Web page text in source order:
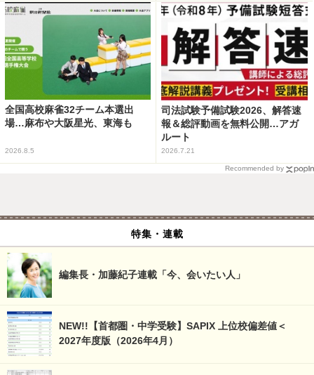
全国高校麻雀32チーム本選出
場…麻布や大阪星光、東海も
2026.8.5
司法試験予備試験2026、解答速
報＆総評動画を無料公開…アガ
ルート
2026.7.21
Recommended by
特集・連載
編集長・加藤紀子連載「今、会いたい人」
NEW!!【首都圏・中学受験】SAPIX 上位校偏差値＜
2027年度版（2026年4月）